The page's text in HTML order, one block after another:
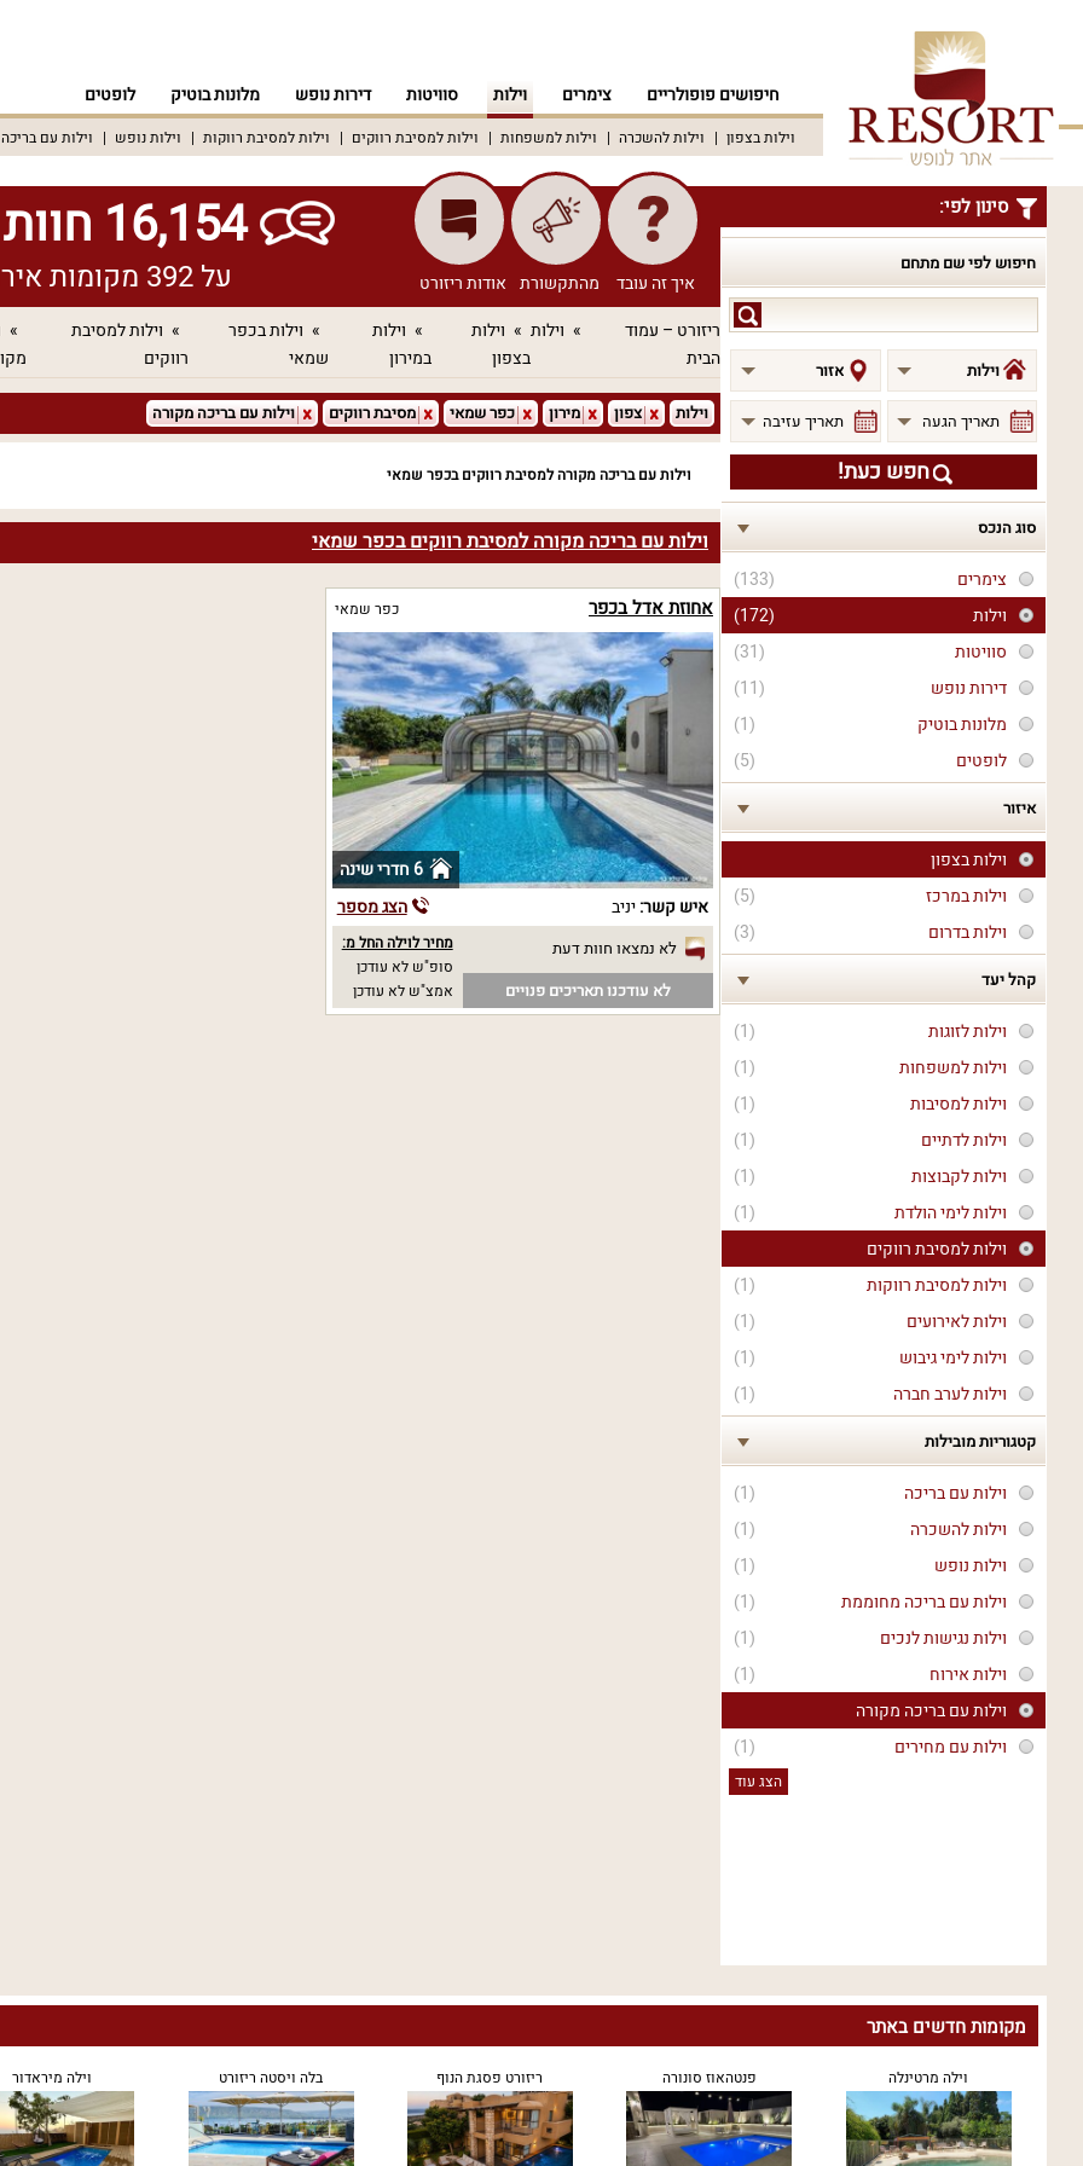
חיפושים פופולריים צימרים וילות סוויטות דירות נופש מלונות בוטיק לופטים
וילות בצפון וילות להשכרה וילות למשפחות וילות למסיבת רווקים וילות למסיבת רווקות וילות נופש וילות עם בריכה
סינון לפי:
חיפוש לפי שם מתחם
לפי
שם
מתחם
וילות אזור
תאריך הגעה תאריך עזיבה
חפש כעת!
סוג הנכס
(133)
צימרים
(172)
וילות
(31)
סוויטות
(11)
דירות נופש
(1)
מלונות בוטיק
(5)
לופטים
איזור
וילות בצפון
(5)
וילות במרכז
(3)
וילות בדרום
קהל יעד
(1)
וילות לזוגות
(1)
וילות למשפחות
(1)
וילות למסיבות
(1)
וילות לדתיים
(1)
וילות לקבוצות
(1)
וילות לימי הולדת
וילות למסיבת רווקים
(1)
וילות למסיבת רווקות
(1)
וילות לאירועים
(1)
וילות לימי גיבוש
(1)
וילות לערב חברה
קטגוריות מובילות
(1)
וילות עם בריכה
(1)
וילות להשכרה
(1)
וילות נופש
(1)
וילות עם בריכה מחוממת
(1)
וילות נגישות לנכים
(1)
וילות אירוח
וילות עם בריכה מקורה
(1)
וילות עם מחירים
הצג עוד
איך זה עובד מהתקשורת אודות ריזורט
16,154 חוות דעת אמיתיות!
על 392 מקומות אירוח שונים ברחבי הארץ
ריזורט – עמוד
הבית
וילות
וילות
בצפון
וילות
במירון
וילות בכפר
שמאי
וילות למסיבת
רווקים
וילות צפון מירון כפר שמאי מסיבת רווקים וילות עם בריכה מקורה
וילות עם בריכה מקורה למסיבת רווקים בכפר שמאי
וילות עם בריכה מקורה למסיבת רווקים בכפר שמאי
אחוזת אדל בכפר כפר שמאי
6 חדרי שינה
איש קשר:יניב הצג מספר
לא נמצאו חוות דעת
לא עודכנו תאריכים פנויים
מחיר לוילה החל מ:
סופ"ש לא עודכן
אמצ"ש לא עודכן
מקומות חדשים באתר
וילה מרטינלה פנטהאוז סונורה ריזורט פסגת הנוף בלה ויסטה ריזורט וילה מיראדור